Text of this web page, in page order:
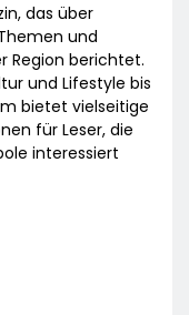
das über
und
Region berichtet.
und Lifestyle bis
bietet vielseitige
für Leser, die
interessiert